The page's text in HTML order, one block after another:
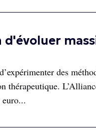
d'évoluer
des
thérapeutique.